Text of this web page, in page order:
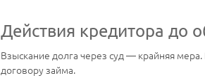
Действия кредитора до
Взыскание долга через суд — крайняя
договору займа.